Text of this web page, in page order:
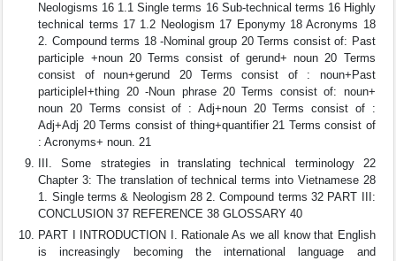
Neologisms 16 1.1 Single terms 16 Sub-technical terms 16 Highly
technical terms 17 1.2 Neologism 17 Eponymy 18 Acronyms 18
2. Compound terms 18 -Nominal group 20 Terms consist of: Past
participle +noun 20 Terms consist of gerund+ noun 20 Terms
consist of noun+gerund 20 Terms consist of : noun+Past
participleI+thing 20 -Noun phrase 20 Terms consist of: noun+
noun 20 Terms consist of : Adj+noun 20 Terms consist of :
Adj+Adj 20 Terms consist of thing+quantifier 21 Terms consist of
: Acronyms+ noun. 21
III. Some strategies in translating technical terminology 22
Chapter 3: The translation of technical terms into Vietnamese 28
1. Single terms & Neologism 28 2. Compound terms 32 PART III:
CONCLUSION 37 REFERENCE 38 GLOSSARY 40
PART I INTRODUCTION I. Rationale As we all know that English
is increasingly becoming the international language and